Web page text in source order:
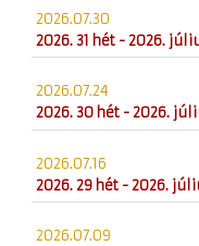
2026.07.30
2026. 31 hét - 2026.
2026.07.24
2026. 30 hét - 2026.
2026.07.16
2026. 29 hét - 2026.
2026.07.09